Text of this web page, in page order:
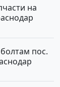
на
пос.